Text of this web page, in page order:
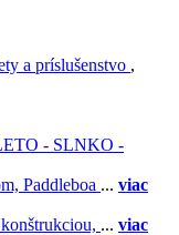
a príslušenstvo ,
- SLNKO -
Paddleboa ... viac
... viac